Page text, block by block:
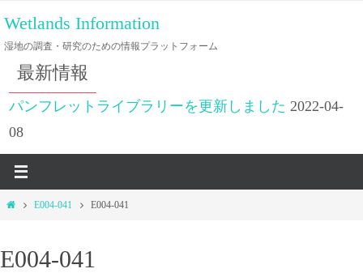
ン
テ
ツ
ス
プ
Wetlands Information
湿地の調査・研究のための情報プラットフォーム
最新情報
パンフレットライブラリーを更新しました 2022-04-
08
ホ
E004-041 E004-041
E004-041